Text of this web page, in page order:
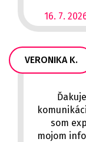
16. 7.
VERONIKA K.
som
mojom